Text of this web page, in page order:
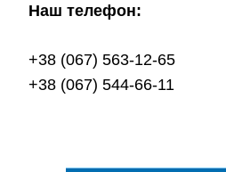
Наш телефон:
+38 (067) 563-12-65
+38 (067) 544-66-11